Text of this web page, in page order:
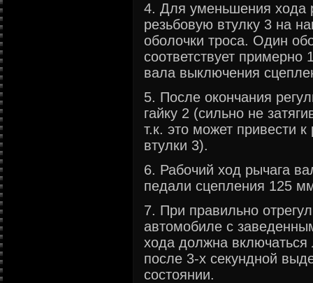
4. Для уменьшения хода
резьбовую втулку 3 на
оболочки троса. Один
соответствует
вала выключения
5. После окончания
гайку 2 (сильно не
т.к. это может привести
втулки 3).
6. Рабочий ход рычага
педали сцепления 125
7. При правильно
автомобиле с
хода должна включаться
после 3-х секундной
состоянии.